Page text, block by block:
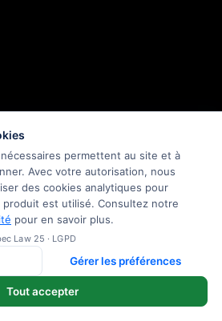
permettent au site et à
Avec votre autorisation, nous
des cookies analytiques pour
est utilisé. Consultez notre
pour en savoir plus.
Law 25 · LGPD
Gérer les préférences
Tout accepter